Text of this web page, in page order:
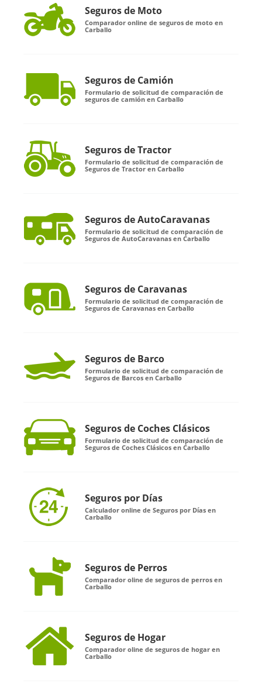
Seguros de Moto
Comparador online de seguros de moto en
Carballo
Seguros de Camión
Formulario de solicitud de comparación de
seguros de camión en Carballo
Seguros de Tractor
Formulario de solicitud de comparación de
Seguros de Tractor en Carballo
Seguros de AutoCaravanas
Formulario de solicitud de comparación de
Seguros de AutoCaravanas en Carballo
Seguros de Caravanas
Formulario de solicitud de comparación de
Seguros de Caravanas en Carballo
Seguros de Barco
Formulario de solicitud de comparación de
Seguros de Barcos en Carballo
Seguros de Coches Clásicos
Formulario de solicitud de comparación de
Seguros de Coches Clásicos en Carballo
Seguros por Días
Calculador online de Seguros por Días en
Carballo
Seguros de Perros
Comparador oline de seguros de perros en
Carballo
Seguros de Hogar
Comparador oline de seguros de hogar en
Carballo